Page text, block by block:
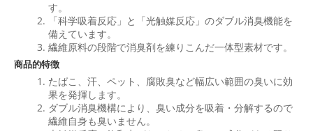
す。
「科学吸着反応」と「光触媒反応」のダブル消臭機能を
備えています。
繊維原料の段階で消臭剤を練りこんだ一体型素材です。
商品的特徴
たばこ、汗、ペット、腐敗臭など幅広い範囲の臭いに効
果を発揮します。
ダブル消臭機構により、臭い成分を吸着・分解するので
繊維自身も臭いません。